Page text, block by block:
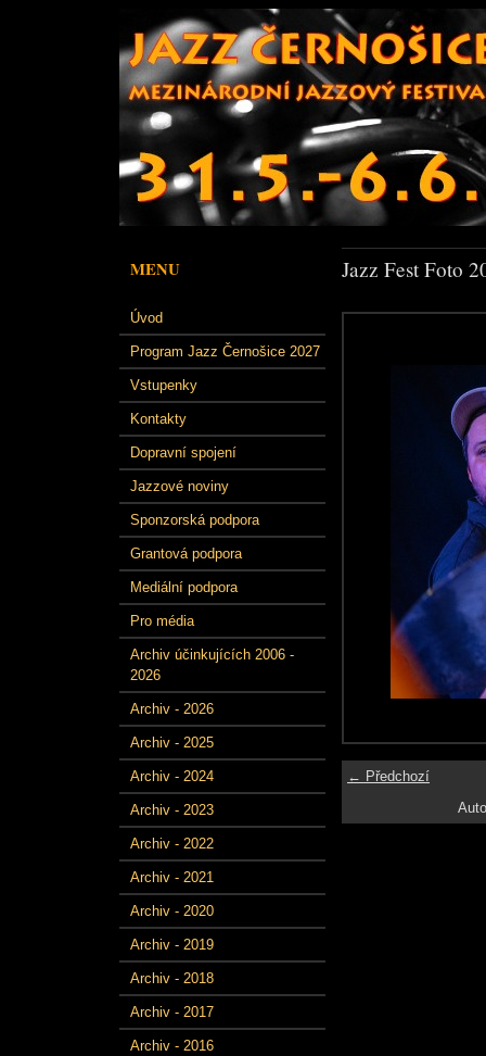
MENU
Úvod
Program Jazz Černošice 2027
Vstupenky
Kontakty
Dopravní spojení
Jazzové noviny
Sponzorská podpora
Grantová podpora
Mediální podpora
Pro média
Archiv účinkujících 2006 -
2026
Archiv - 2026
Archiv - 2025
Archiv - 2024
Archiv - 2023
Archiv - 2022
Archiv - 2021
Archiv - 2020
Archiv - 2019
Archiv - 2018
Archiv - 2017
Archiv - 2016
Jazz Fest Foto
← Předchozí